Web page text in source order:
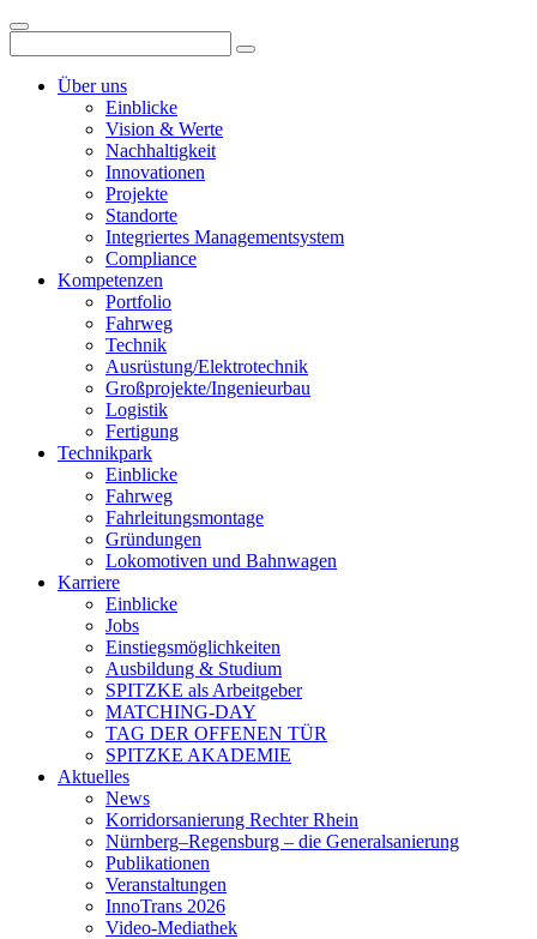
Über uns
Einblicke
Vision & Werte
Nachhaltigkeit
Innovationen
Projekte
Standorte
Integriertes Managementsystem
Compliance
Kompetenzen
Portfolio
Fahrweg
Technik
Ausrüstung/Elektrotechnik
Großprojekte/Ingenieurbau
Logistik
Fertigung
Technikpark
Einblicke
Fahrweg
Fahrleitungsmontage
Gründungen
Lokomotiven und Bahnwagen
Karriere
Einblicke
Jobs
Einstiegsmöglichkeiten
Ausbildung & Studium
SPITZKE als Arbeitgeber
MATCHING-DAY
TAG DER OFFENEN TÜR
SPITZKE AKADEMIE
Aktuelles
News
Korridorsanierung Rechter Rhein
Nürnberg–Regensburg – die Generalsanierung
Publikationen
Veranstaltungen
InnoTrans 2026
Video-Mediathek